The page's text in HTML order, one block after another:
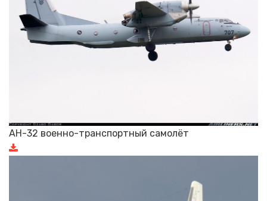
АН-32 военно-транспортный самолёт